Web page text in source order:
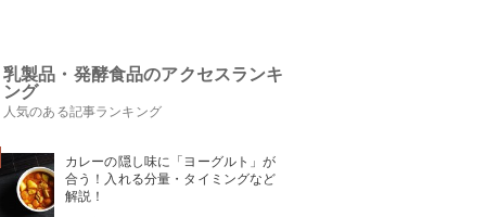
乳製品・発酵食品のアクセスランキ
ング
人気のある記事ランキング
カレーの隠し味に「ヨーグルト」が
合う！入れる分量・タイミングなど
解説！